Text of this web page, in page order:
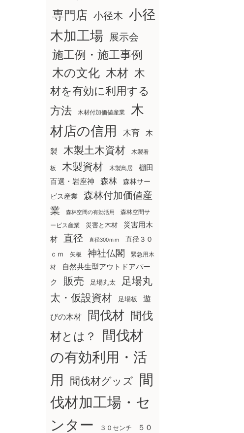
専門店 小径木 小径
木加工場
展示会
施工例・施工事例
木の文化 木材 木
材を有効に利用する
方法
木材付加価値産業
木
材店の信用
木育 木
製 木製土木資材 木製看
板 木製資材 木製鳥居
棚田
百選・岩座神
森林
森林サー
ビス産業
森林付加価値産
業
森林空間の有効活用
森林空間サ
ービス産業
災害と木材
災害用木
材
直径 直径300ｍｍ
直径３０
ｃｍ
矢板 神社仏閣
緊急用木
材
自然共生型アウトドアパー
ク
販売 足場丸太
足場丸
太・仮設資材
足場板 遊
びの木材 間伐材 間伐
材とは？
間伐材
の有効利用・活
用
間伐材グッズ
間
伐材加工場・セ
ンター
３０センチ ５０